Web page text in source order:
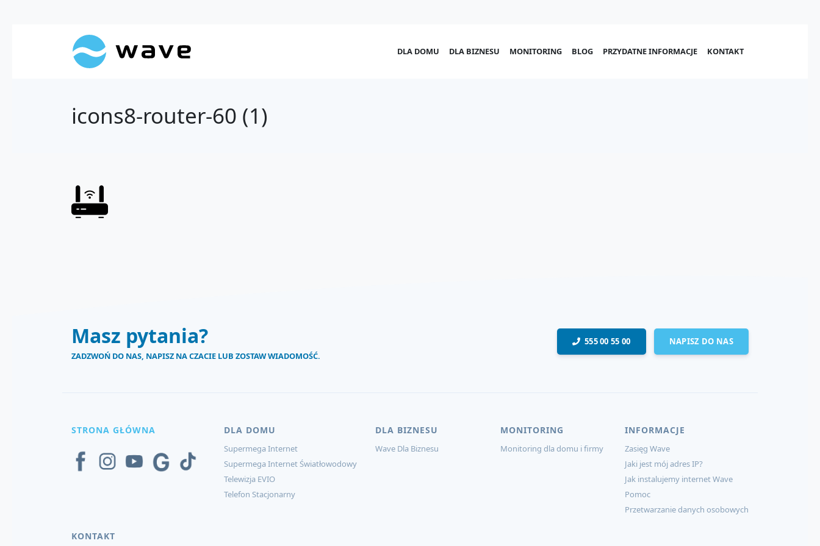
DLA DOMU DLA BIZNESU MONITORING BLOG PRZYDATNE INFORMACJE KONTAKT
icons8-router-60 (1)
Masz pytania?
ZADZWOŃ DO NAS, NAPISZ NA CZACIE LUB ZOSTAW WIADOMOŚĆ.
555 00 55 00 NAPISZ DO NAS
STRONA GŁÓWNA DLA DOMU
Supermega Internet
Supermega Internet Światłowodowy
Telewizja EVIO
Telefon Stacjonarny
DLA BIZNESU
Wave Dla Biznesu
MONITORING
Monitoring dla domu i firmy
INFORMACJE
Zasięg Wave
Jaki jest mój adres IP?
Jak instalujemy internet Wave
Pomoc
Przetwarzanie danych osobowych
KONTAKT